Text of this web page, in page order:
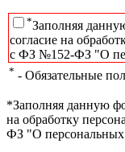
*Заполняя
согласие на
с ФЗ №152-ФЗ "О
* - Обязательные
*Заполняя данную
на обработку
ФЗ "О